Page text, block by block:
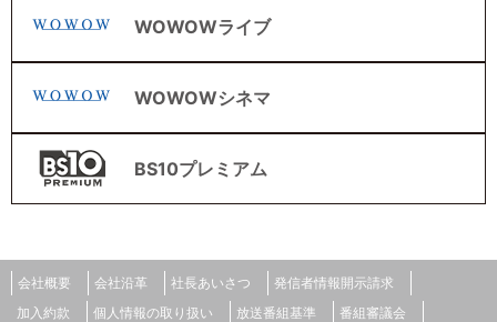
WOWOWライブ
WOWOWシネマ
BS10プレミアム
会社概要 会社沿革 社長あいさつ
発信者情報開示請求
加入約款
個人情報の取り扱い 放送番組基準
番組審議会